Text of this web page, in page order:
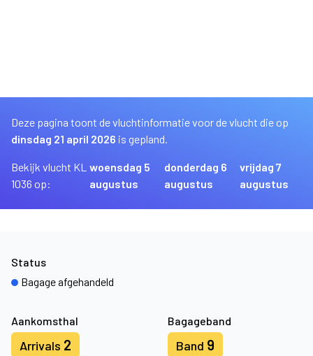
Deze pagina toont de vluchtinformatie voor de vlucht die op
dinsdag 21 april 2026 is gepland.
Bekijk vlucht KL
1036 op:
woensdag 5
augustus
donderdag 6
augustus
vrijdag 7
augustus
Aankomsthal
Arrivals 2
Bagageband
Band 9
Status
Bagage afgehandeld